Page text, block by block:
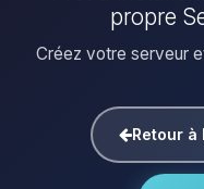
propre
Créez votre serveur
Retour à